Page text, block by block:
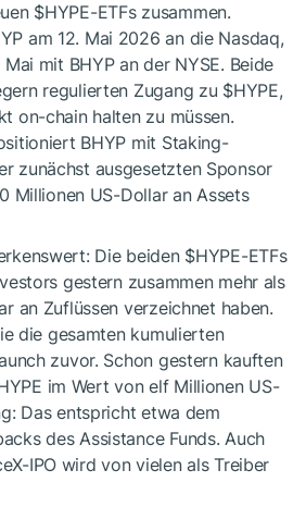
$HYPE-ETFs zusammen.
am 12. Mai 2026 an die Nasdaq,
mit BHYP an der NYSE. Beide
regulierten Zugang zu $HYPE,
on-chain halten zu müssen.
BHYP mit Staking-
zunächst ausgesetzten Sponsor
Millionen US-Dollar an Assets
Die beiden $HYPE-ETFs
gestern zusammen mehr als
an Zuflüssen verzeichnet haben.
die gesamten kumulierten
zuvor. Schon gestern kauften
im Wert von elf Millionen US-
Das entspricht etwa dem
des Assistance Funds. Auch
IPO wird von vielen als Treiber